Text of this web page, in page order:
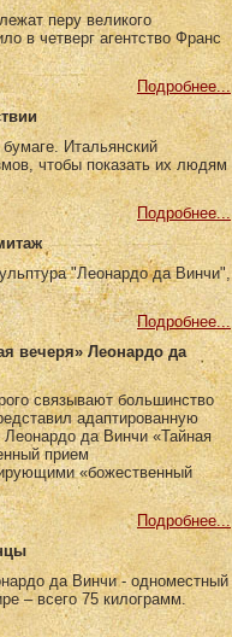
перу великого
в четверг агентство Франс
Подробнее...
Итальянский
чтобы показать их людям
Подробнее...
"Леонардо да Винчи",
Подробнее...
вечеря» Леонардо да
связывают большинство
адаптированную
да Винчи «Тайная
прием
«божественный
Подробнее...
да Винчи - одноместный
– всего 75 килограмм.